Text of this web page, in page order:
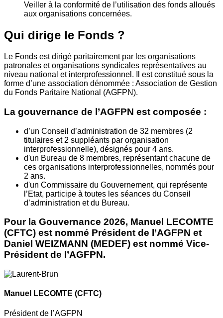
Veiller à la conformité de l’utilisation des fonds alloués
aux organisations concernées.
Qui dirige le Fonds ?
Le Fonds est dirigé paritairement par les organisations
patronales et organisations syndicales représentatives au
niveau national et interprofessionnel. Il est constitué sous la
forme d’une association dénommée : Association de Gestion
du Fonds Paritaire National (AGFPN).
La gouvernance de l’AGFPN est composée :
d’un Conseil d’administration de 32 membres (2
titulaires et 2 suppléants par organisation
interprofessionnelle), désignés pour 4 ans.
d'un Bureau de 8 membres, représentant chacune de
ces organisations interprofessionnelles, nommés pour
2 ans.
d'un Commissaire du Gouvernement, qui représente
l’Etat, participe à toutes les séances du Conseil
d’administration et du Bureau.
Pour la Gouvernance 2026, Manuel LECOMTE
(CFTC) est nommé Président de l’AGFPN et
Daniel WEIZMANN (MEDEF) est nommé Vice-
Président de l’AGFPN.
Manuel LECOMTE (CFTC)
Président de l’AGFPN